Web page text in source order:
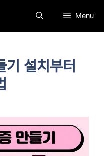
Menu
기 설치부터